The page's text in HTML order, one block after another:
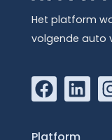
Het platform
volgende auto
Platform